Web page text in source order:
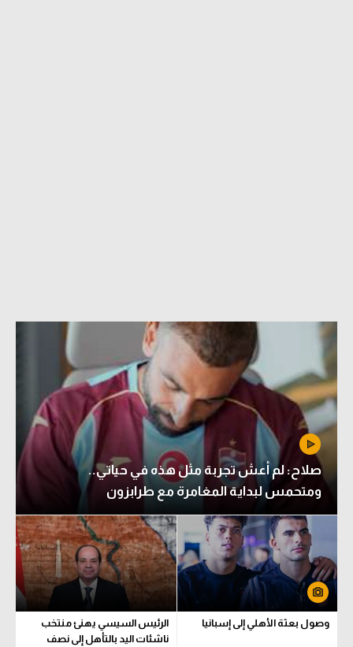
صلاح: لم أعش تجربة مثل هذه في حياتي..
ومتحمس لبداية المغامرة مع طرابزون
وصول بعثة الأهلي إلى إسبانيا
الرئيس السيسي يهنئ منتخب
ناشئات اليد بالتأهل إلى نصف